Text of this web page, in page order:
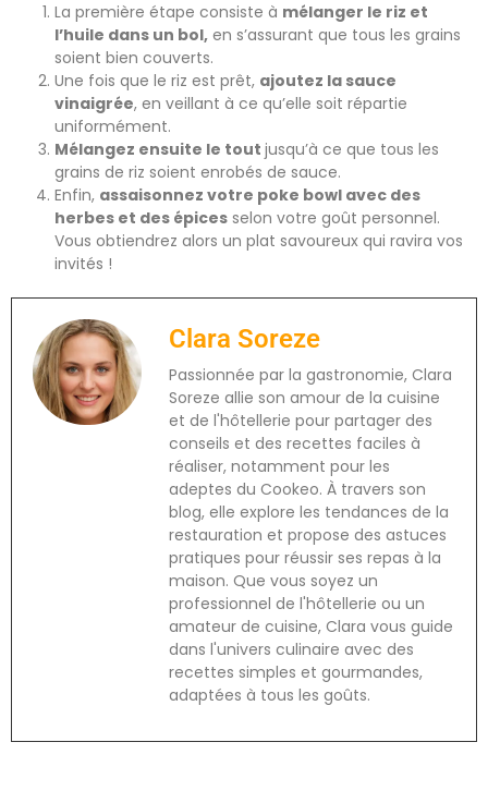
La première étape consiste à mélanger le riz et
l’huile dans un bol, en s’assurant que tous les grains
soient bien couverts.
Une fois que le riz est prêt, ajoutez la sauce
vinaigrée, en veillant à ce qu’elle soit répartie
uniformément.
Mélangez ensuite le tout jusqu’à ce que tous les
grains de riz soient enrobés de sauce.
Enfin, assaisonnez votre poke bowl avec des
herbes et des épices selon votre goût personnel.
Vous obtiendrez alors un plat savoureux qui ravira vos
invités !
Clara Soreze
Passionnée par la gastronomie, Clara
Soreze allie son amour de la cuisine
et de l'hôtellerie pour partager des
conseils et des recettes faciles à
réaliser, notamment pour les
adeptes du Cookeo. À travers son
blog, elle explore les tendances de la
restauration et propose des astuces
pratiques pour réussir ses repas à la
maison. Que vous soyez un
professionnel de l'hôtellerie ou un
amateur de cuisine, Clara vous guide
dans l'univers culinaire avec des
recettes simples et gourmandes,
adaptées à tous les goûts.